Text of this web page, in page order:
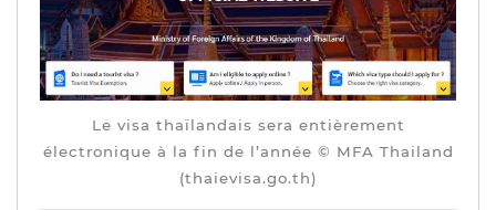
Le visa thaïlandais sera entièrement
électronique à la fin de l’année © MFA Thailand
(thaievisa.go.th)